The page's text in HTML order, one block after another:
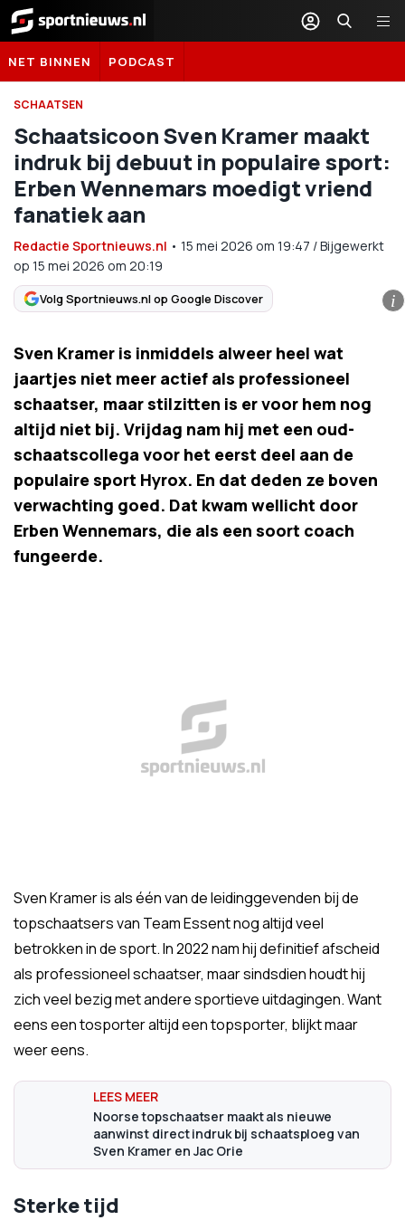
Sportnieuws.nl
NET BINNEN PODCAST
SCHAATSEN
Schaatsicoon Sven Kramer maakt
indruk bij debuut in populaire sport:
Erben Wennemars moedigt vriend
fanatiek aan
Redactie Sportnieuws.nl • 15 mei 2026 om 19:47 /Bijgewerkt
op 15 mei 2026 om 20:19
Volg Sportnieuws.nl op Google Discover i
Sven Kramer is inmiddels alweer heel wat
jaartjes niet meer actief als professioneel
schaatser, maar stilzitten is er voor hem nog
altijd niet bij. Vrijdag nam hij met een oud-
schaatscollega voor het eerst deel aan de
populaire sport Hyrox. En dat deden ze boven
verwachting goed. Dat kwam wellicht door
Erben Wennemars, die als een soort coach
fungeerde.
Sven Kramer is als één van de leidinggevenden bij de
topschaatsers van Team Essent nog altijd veel
betrokken in de sport. In 2022 nam hij definitief afscheid
als professioneel schaatser, maar sindsdien houdt hij
zich veel bezig met andere sportieve uitdagingen. Want
eens een tosporter altijd een topsporter, blijkt maar
weer eens.
Noorse topschaatser maakt als nieuwe
aanwinst direct indruk bij schaatsploeg van
Sven Kramer en Jac Orie
Sterke tijd